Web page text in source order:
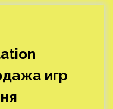
игр